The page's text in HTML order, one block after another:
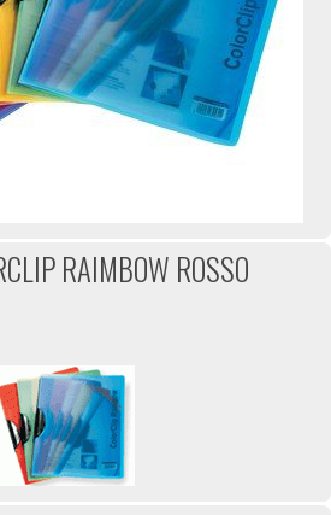
RAIMBOW ROSSO